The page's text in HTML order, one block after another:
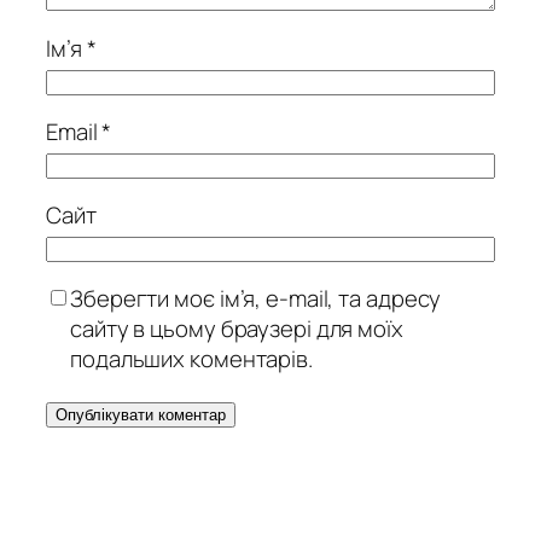
Ім’я*
Email*
Сайт
Зберегти моє ім’я, e-mail, та адресу
сайту в цьому браузері для моїх
подальших коментарів.